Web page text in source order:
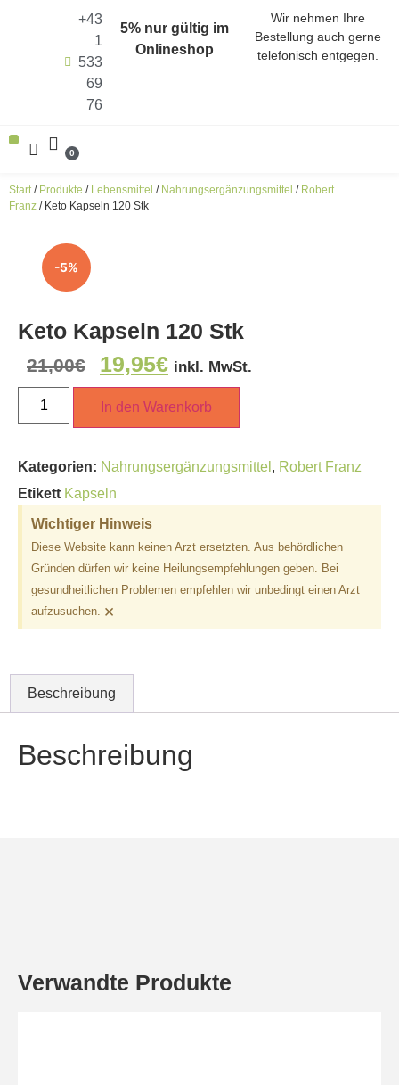
5% nur gültig im
Onlineshop
Wir nehmen Ihre
Bestellung auch gerne
telefonisch entgegen.
+43
1
533
69
76
0
Start/ Produkte / Lebensmittel / Nahrungsergänzungsmittel / Robert
Franz / Keto Kapseln 120 Stk
-5%
Keto Kapseln 120 Stk
21,00€ 19,95€ inkl. MwSt.
In den Warenkorb
Kategorien: Nahrungsergänzungsmittel , Robert Franz
Etikett Kapseln
Wichtiger Hinweis
Diese Website kann keinen Arzt ersetzten. Aus behördlichen
Gründen dürfen wir keine Heilungsempfehlungen geben. Bei
gesundheitlichen Problemen empfehlen wir unbedingt einen Arzt
aufzusuchen. ×
Beschreibung
Beschreibung
Verwandte Produkte